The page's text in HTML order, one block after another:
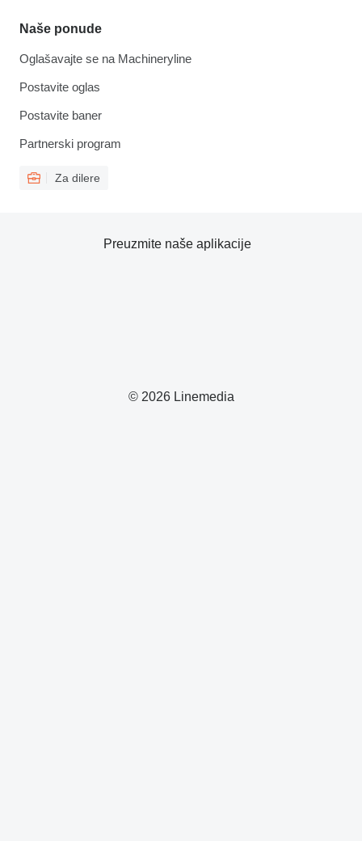
Naše ponude
Oglašavajte se na Machineryline
Postavite oglas
Postavite baner
Partnerski program
Za dilere
© 2026 Linemedia
Preuzmite naše aplikacije